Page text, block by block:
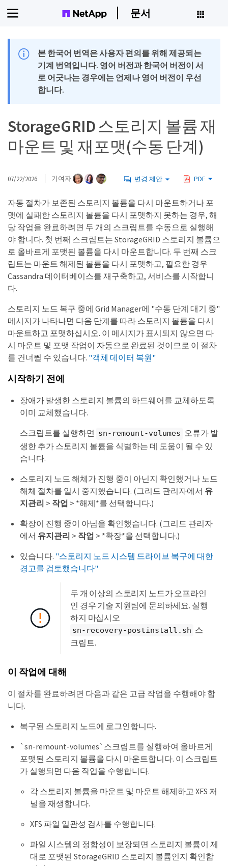
문서
본 한국어 번역은 사용자 편의를 위해 제공되는
기계 번역입니다. 영어 버전과 한국어 버전이 서
로 어긋나는 경우에는 언제나 영어 버전이 우선
합니다.
StorageGRID 스토리지 볼륨 재
마운트 및 재포맷(수동 단계)
07/22/2026 기여자 변경 제안 PDF
자동 절차가 보존된 스토리지 볼륨을 다시 마운트하거나 포
맷에 실패한 스토리지 볼륨을 다시 포맷하지 못하는 경우, 해
당 작업을 완료하려면 두 개의 스크립트를 수동으로 실행해
야 합니다. 첫 번째 스크립트는 StorageGRID 스토리지 볼륨으
로 올바르게 포맷된 볼륨을 다시 마운트합니다. 두 번째 스크
립트는 마운트 해제된 볼륨을 다시 포맷하고, 필요한 경우
Cassandra 데이터베이스를 재구축하고, 서비스를 시작합니
다.
스토리지 노드 복구 중에 Grid Manager에 "수동 단계 대기 중"
메시지가 나타나면 다음 단계를 따라 스토리지 볼륨을 다시
마운트하고 포맷하십시오. 이 메시지가 표시되지 않으면 다
시 마운트 및 포맷 작업이 자동으로 완료된 것이므로 이 절차
를 건너뛸 수 있습니다. "객체 데이터 복원"
시작하기 전에
장애가 발생한 스토리지 볼륨의 하드웨어를 교체하도록
이미 교체했습니다.
스크립트를 실행하면 sn-remount-volumes 오류가 발
생한 추가 스토리지 볼륨을 식별하는 데 도움이 될 수 있
습니다.
스토리지 노드 해체가 진행 중이 아닌지 확인했거나 노드
해체 절차를 일시 중지했습니다. (그리드 관리자에서 유
지관리 > 작업 > *해제*를 선택합니다.)
확장이 진행 중이 아님을 확인했습니다. (그리드 관리자
에서 유지관리 > 작업 > *확장*을 선택합니다.)
있습니다. "스토리지 노드 시스템 드라이브 복구에 대한
경고를 검토했습니다"
두 개 이상의 스토리지 노드가 오프라인
인 경우 기술 지원팀에 문의하세요. 실행
하지 마십시오
sn-recovery-postinstall.sh 스
크립트.
이 작업에 대해
이 절차를 완료하려면 다음과 같은 고급 작업을 수행해야 합
니다.
복구된 스토리지 노드에 로그인합니다.
`sn-remount-volumes`스크립트를 실행하여 올바르게
포맷된 스토리지 볼륨을 다시 마운트합니다. 이 스크립트
가 실행되면 다음 작업을 수행합니다.
각 스토리지 볼륨을 마운트 및 마운트 해제하고 XFS 저
널을 재생합니다.
XFS 파일 일관성 검사를 수행합니다.
파일 시스템의 정합성이 보장되면 스토리지 볼륨이 제
대로 포맷된 StorageGRID 스토리지 볼륨인지 확인합